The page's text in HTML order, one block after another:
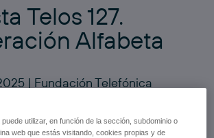
Telos 127.
Alfabeta
| Fundación Telefónica
puede utilizar, en función de la sección, subdominio o
web que estás visitando, cookies propias y de